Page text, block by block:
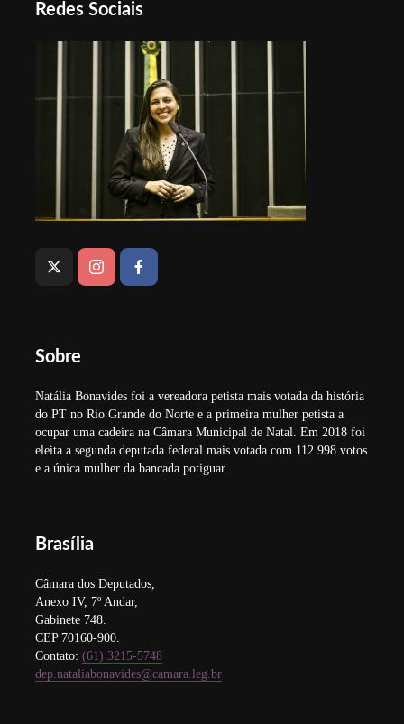
Redes Sociais
Sobre
Natália Bonavides foi a vereadora petista mais votada da história
do PT no Rio Grande do Norte e a primeira mulher petista a
ocupar uma cadeira na Câmara Municipal de Natal. Em 2018 foi
eleita a segunda deputada federal mais votada com 112.998 votos
e a única mulher da bancada potiguar.
Brasília
Câmara dos Deputados,
Anexo IV, 7º Andar,
Gabinete 748.
CEP 70160-900.
Contato: (61) 3215-5748
dep.nataliabonavides@camara.leg.br